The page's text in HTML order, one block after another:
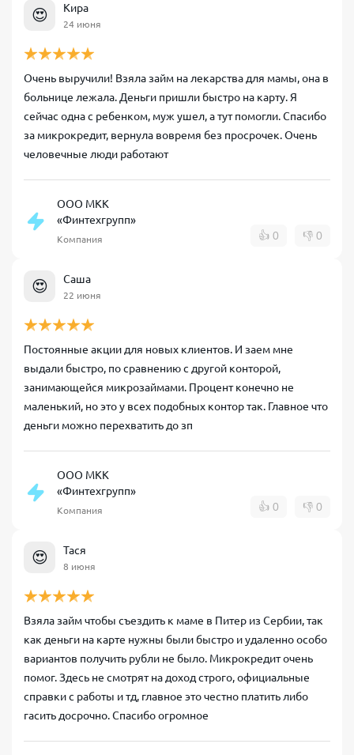
😍 Кира
24 июня
Очень выручили! Взяла займ на лекарства для мамы, она в
больнице лежала. Деньги пришли быстро на карту. Я
сейчас одна с ребенком, муж ушел, а тут помогли. Спасибо
за микрокредит, вернула вовремя без просрочек. Очень
человечные люди работают
ООО МКК
«Финтехгрупп»
Компания 👍 0 👎 0
😍 Саша
22 июня
Постоянные акции для новых клиентов. И заем мне
выдали быстро, по сравнению с другой конторой,
занимающейся микрозаймами. Процент конечно не
маленький, но это у всех подобных контор так. Главное что
деньги можно перехватить до зп
ООО МКК
«Финтехгрупп»
Компания 👍 0 👎 0
😍 Тася
8 июня
Взяла займ чтобы съездить к маме в Питер из Сербии, так
как деньги на карте нужны были быстро и удаленно особо
вариантов получить рубли не было. Микрокредит очень
помог. Здесь не смотрят на доход строго, официальные
справки с работы и тд, главное это честно платить либо
гасить досрочно. Спасибо огромное